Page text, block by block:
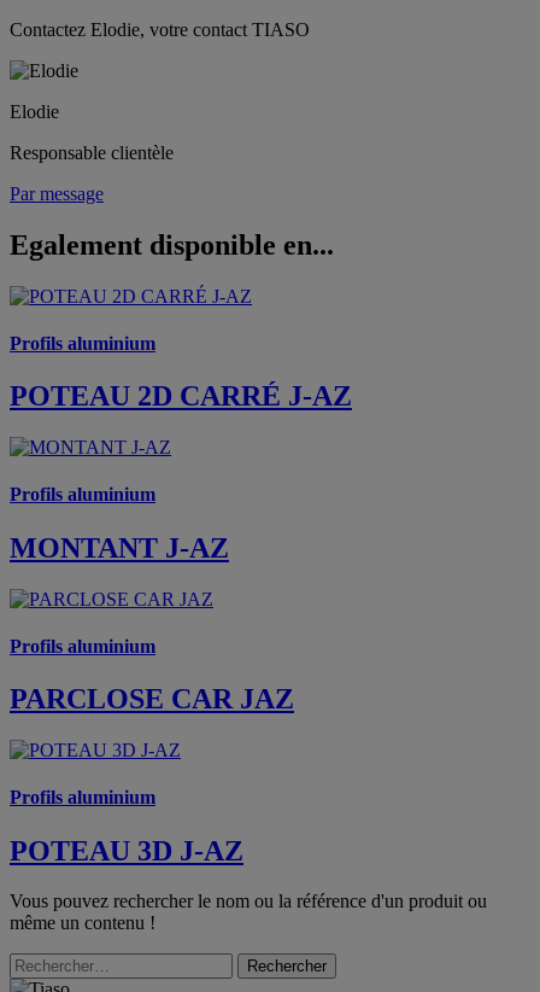
Contactez Elodie, votre contact TIASO
Elodie
Responsable clientèle
Par message
Egalement disponible en...
Profils aluminium
POTEAU 2D CARRÉ J-AZ
Profils aluminium
MONTANT J-AZ
Profils aluminium
PARCLOSE CAR JAZ
Profils aluminium
POTEAU 3D J-AZ
Vous pouvez rechercher le nom ou la référence d'un produit ou
même un contenu !
Rechercher